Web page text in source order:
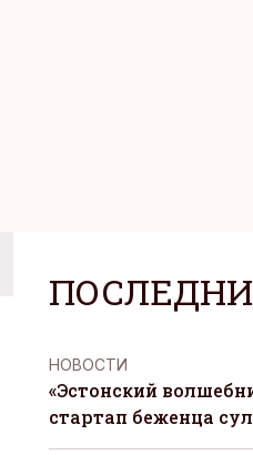
НОВОСТИ
«Эстонский
стартап беженца